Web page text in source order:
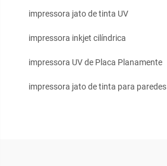
impressora jato de tinta UV
impressora inkjet cilíndrica
impressora UV de Placa Planamente
impressora jato de tinta para paredes